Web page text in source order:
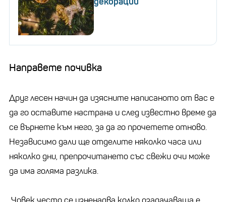
Направете почивка
Друг лесен начин да изясните написаното от вас е
да го оставите настрана и след известно време да
се върнете към него, за да го прочетете отново.
Независимо дали ще отделите няколко часа или
няколко дни, препрочитането със свежи очи може
да има голяма разлика.